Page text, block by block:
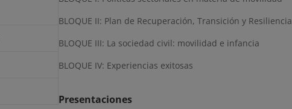
BLOQUE II: Plan de Recuperación, Transición y Resiliencia
BLOQUE III: La sociedad civil: movilidad e infancia
BLOQUE IV: Experiencias exitosas
Presentaciones